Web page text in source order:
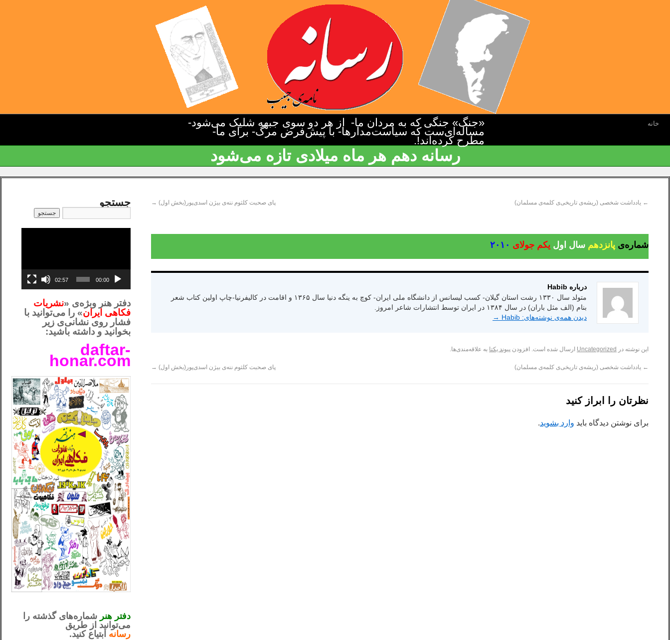
خانه «جنگ» جنگی که به مردان ما- از هر دو سوی جبهه شلیک می‌شود-
مسأله‌ای‌ست که سیاست‌مدارها- با پیش‌فرض مرگ- برای ما-
مطرح کرده‌اند!.
رسانه دهم هر ماه میلادی تازه می‌شود
← یادداشت شخصی (ریشه‌ی تاریخی‌ی کلمه‌ی مسلمان) پای صحبت کلثوم ننه‌ی بیژن اسدی‌پور(بخش اول) →
شماره‌ی پانزدهم سال اول یکم جولای ۲۰ ۱۰
درباره Habib
متولد سال ۱۳۳۰ رشت استان گیلان- کسب لیسانس از دانشگاه ملی ایران- کوچ به ینگه دنیا سال ۱۳۶۵ و اقامت در کالیفرنیا-چاپ اولین کتاب شعر
بنام (الف مثل باران) در سال ۱۳۸۴ در ایران توسط انتشارات شاعر امروز.
دیدن همه‌ی نوشته‌های: Habib
→
این نوشته در Uncategorized ارسال شده است. افزودن پیوند یکتا به علاقه‌مندی‌ها.
← یادداشت شخصی (ریشه‌ی تاریخی‌ی کلمه‌ی مسلمان) پای صحبت کلثوم ننه‌ی بیژن اسدی‌پور(بخش اول) →
نظرتان را ابراز کنید
برای نوشتن دیدگاه باید وارد بشوید.
جستجو
00:00
02:57
دفتر هنر وبژه‌ی «نشریات
فکاهی ایران» را می‌توانید با
فشار روی نشانی‌ی زیر
بخوانید و داشته باشید:
daftar-
honar.com
دفتر هنر شماره‌های گذشته را
می‌توانید از طریق
رسانه ابتیاع کنید.